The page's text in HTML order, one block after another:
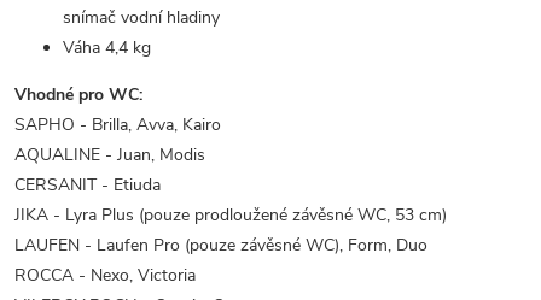
snímač vodní hladiny
Váha 4,4 kg
Vhodné pro WC:
SAPHO - Brilla, Avva, Kairo
AQUALINE - Juan, Modis
CERSANIT - Etiuda
JIKA - Lyra Plus (pouze prodloužené závěsné WC, 53 cm)
LAUFEN - Laufen Pro (pouze závěsné WC), Form, Duo
ROCCA - Nexo, Victoria